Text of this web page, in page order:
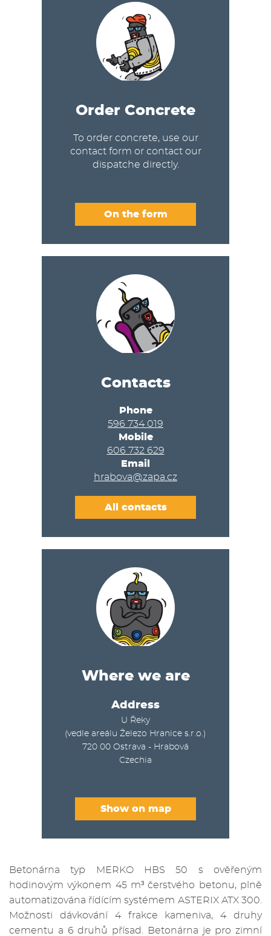
Order Concrete
To order concrete, use our
contact form or contact our
dispatche directly.
On the form
Contacts
Phone
596 734 019
Mobile
606 732 629
Email
hrabova@zapa.cz
All contacts
Where we are
Address
U Řeky
(vedle areálu Železo Hranice s.r.o.)
720 00 Ostrava - Hrabová
Czechia
Show on map
Betonárna typ MERKO HBS 50 s ověřeným
hodinovým výkonem 45 m³ čerstvého betonu, plně
automatizována řídícím systémem ASTERIX ATX 300.
Možnosti dávkování 4 frakce kameniva, 4 druhy
cementu a 6 druhů přísad. Betonárna je pro zimní